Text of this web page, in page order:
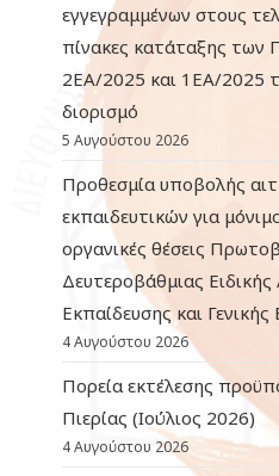
εγγεγραμμένων στους
πίνακες κατάταξης των
2ΕΑ/2025 και 1ΕΑ/2025
διορισμό
5 Αυγούστου 2026
Προθεσμία υποβολής
εκπαιδευτικών για
οργανικές θέσεις
Δευτεροβάθμιας
Εκπαίδευσης και
4 Αυγούστου 2026
Πορεία εκτέλεσης
Πιερίας (Ιούλιος 2026)
4 Αυγούστου 2026